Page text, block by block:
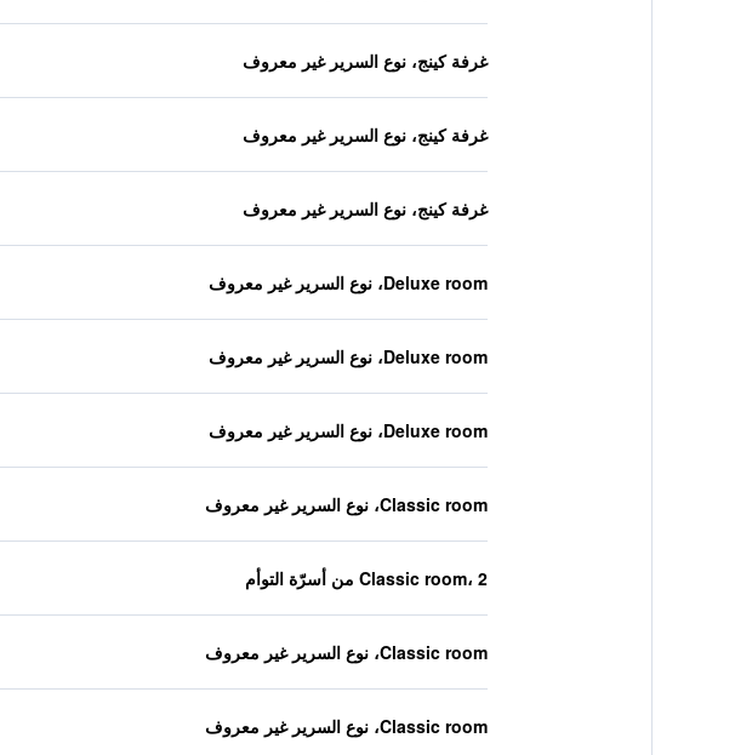
غرفة كينج، نوع السرير غير معروف
غرفة كينج، نوع السرير غير معروف
غرفة كينج، نوع السرير غير معروف
Deluxe room، نوع السرير غير معروف
Deluxe room، نوع السرير غير معروف
Deluxe room، نوع السرير غير معروف
Classic room، نوع السرير غير معروف
Classic room، 2 من أسرّة التوأم
Classic room، نوع السرير غير معروف
Classic room، نوع السرير غير معروف